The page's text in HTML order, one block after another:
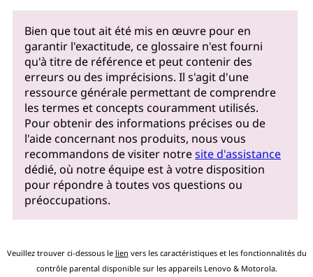
Bien que tout ait été mis en œuvre pour en
garantir l'exactitude, ce glossaire n'est fourni
qu'à titre de référence et peut contenir des
erreurs ou des imprécisions. Il s'agit d'une
ressource générale permettant de comprendre
les termes et concepts couramment utilisés.
Pour obtenir des informations précises ou de
l'aide concernant nos produits, nous vous
recommandons de visiter notresite d'assistance
dédié, où notre équipe est à votre disposition
pour répondre à toutes vos questions ou
préoccupations.
Veuillez trouver ci-dessous le lien vers les caractéristiques et les fonctionnalités du
contrôle parental disponible sur les appareils Lenovo & Motorola.